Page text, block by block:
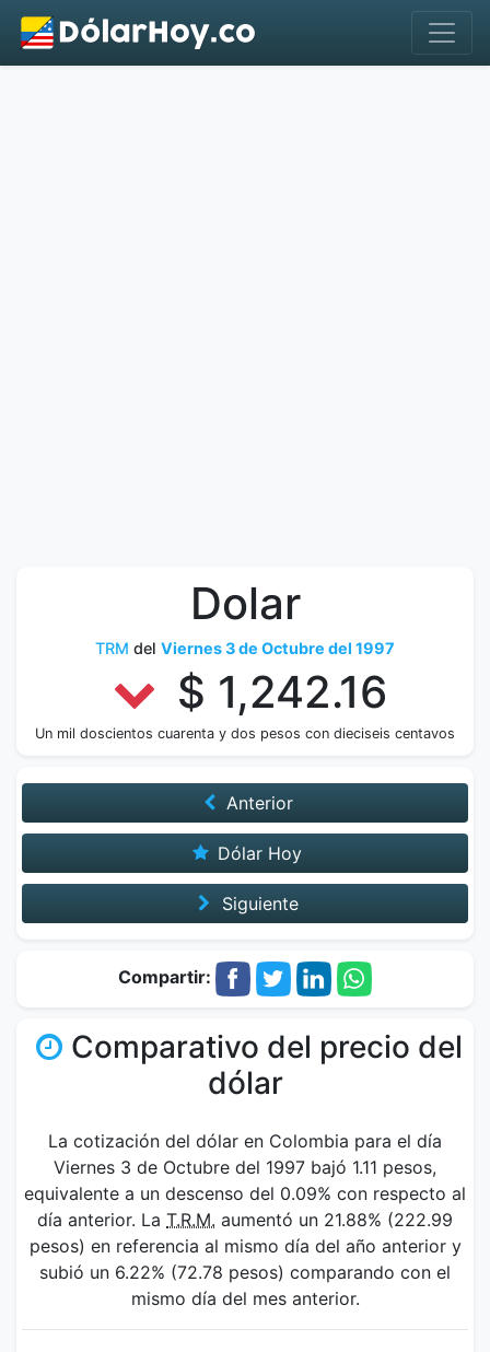
Dolar
TRM del Viernes 3 de Octubre del 1997
$ 1,242.16
Un mil doscientos cuarenta y dos pesos con dieciseis centavos
Anterior
Dólar Hoy
Siguiente
Compartir:
Comparativo del precio del
dólar
La cotización del dólar en Colombia para el día
Viernes 3 de Octubre del 1997 bajó 1.11 pesos,
equivalente a un descenso del 0.09% con respecto al
día anterior. La T.R.M. aumentó un 21.88% (222.99
pesos) en referencia al mismo día del año anterior y
subió un 6.22% (72.78 pesos) comparando con el
mismo día del mes anterior.